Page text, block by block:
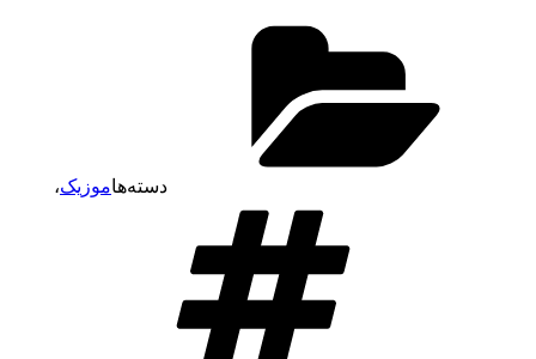
دسته‌هاموزیک،